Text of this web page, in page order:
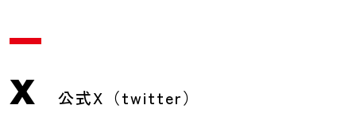
X 公式X（twitter）